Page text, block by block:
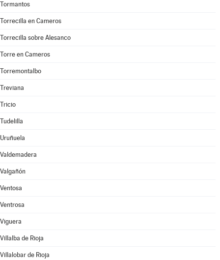
Tormantos
Torrecilla en Cameros
Torrecilla sobre Alesanco
Torre en Cameros
Torremontalbo
Treviana
Tricio
Tudelilla
Uruñuela
Valdemadera
Valgañón
Ventosa
Ventrosa
Viguera
Villalba de Rioja
Villalobar de Rioja